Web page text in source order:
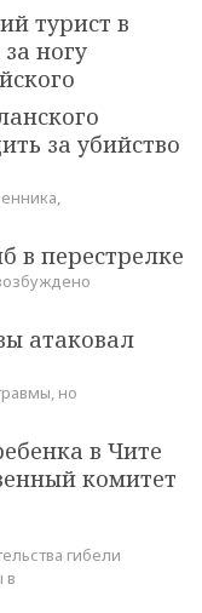
турист в
ногу
за убийство
в перестрелке
атаковал
но
в Чите
комитет
гибели
в